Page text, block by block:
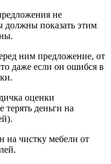
не
должны показать этим
ним предложение, от
даже если он ошибся в
оценки
терять деньги на
на чистку мебели от